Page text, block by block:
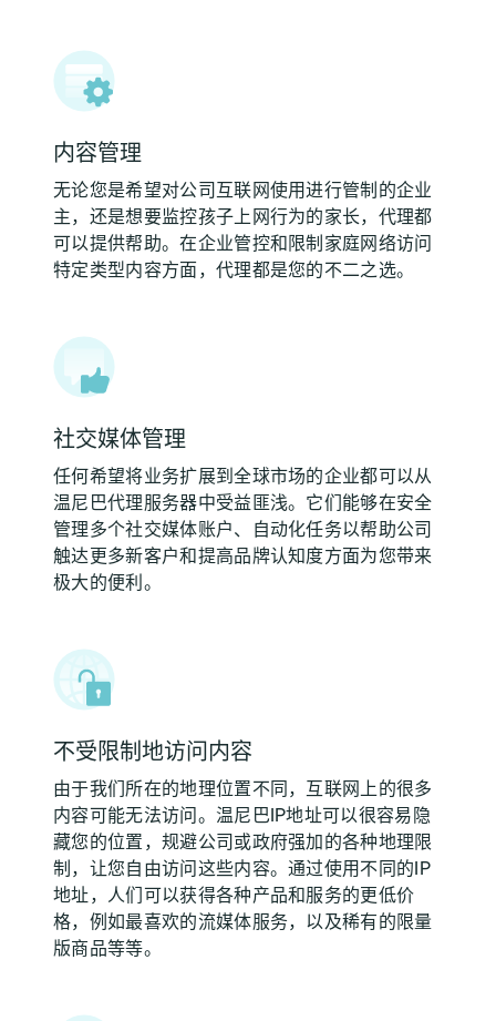
内容管理
无论您是希望对公司互联网使用进行管制的企业
主，还是想要监控孩子上网行为的家长，代理都
可以提供帮助。在企业管控和限制家庭网络访问
特定类型内容方面，代理都是您的不二之选。
社交媒体管理
任何希望将业务扩展到全球市场的企业都可以从
温尼巴代理服务器中受益匪浅。它们能够在安全
管理多个社交媒体账户、自动化任务以帮助公司
触达更多新客户和提高品牌认知度方面为您带来
极大的便利。
不受限制地访问内容
由于我们所在的地理位置不同，互联网上的很多
内容可能无法访问。温尼巴IP地址可以很容易隐
藏您的位置，规避公司或政府强加的各种地理限
制，让您自由访问这些内容。通过使用不同的IP
地址，人们可以获得各种产品和服务的更低价
格，例如最喜欢的流媒体服务，以及稀有的限量
版商品等等。